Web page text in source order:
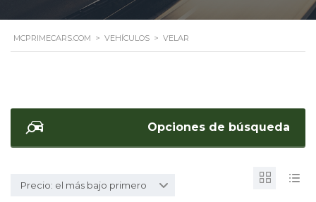
MCPRIMECARS.COM > VEHÍCULOS > VELAR
Opciones de búsqueda
Precio: el más bajo primero